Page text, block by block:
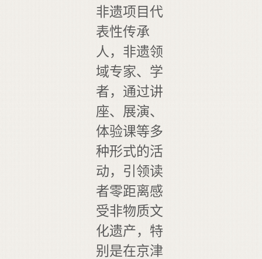
非遗项目代
表性传承
人，非遗领
域专家、学
者，通过讲
座、展演、
体验课等多
种形式的活
动，引领读
者零距离感
受非物质文
化遗产，特
别是在京津